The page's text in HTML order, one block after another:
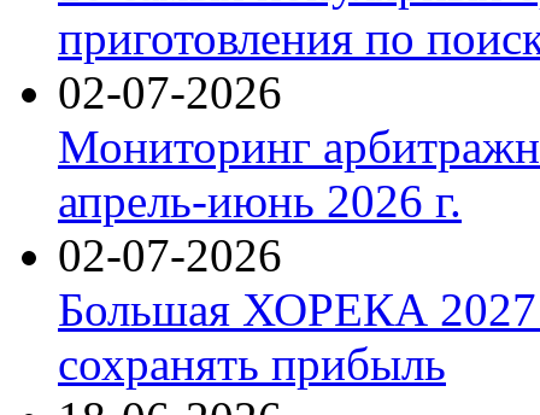
приготовления по
02-07-2026
Мониторинг
апрель-июнь 2026 г.
02-07-2026
Большая ХОРЕКА 2027:
сохранять прибыль